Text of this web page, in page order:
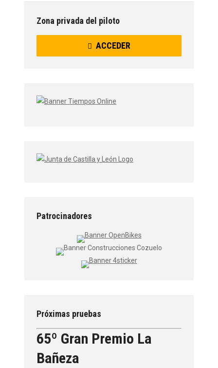
Zona privada del piloto
ACCEDER
Patrocinadores
Próximas pruebas
65º Gran Premio La
Bañeza